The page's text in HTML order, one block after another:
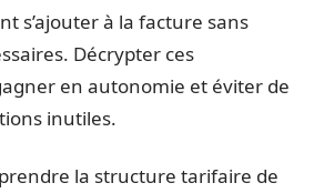
s’ajouter à la facture sans
Décrypter ces
en autonomie et éviter de
inutiles.
la structure tarifaire de